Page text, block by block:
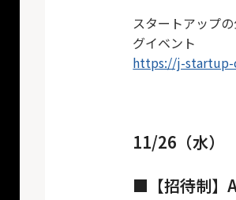
スタートアップ
グイベント
https://j-
11/26（水）
■【招待制】